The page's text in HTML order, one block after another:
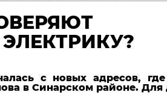
с новых адресов,
в Синарском районе.